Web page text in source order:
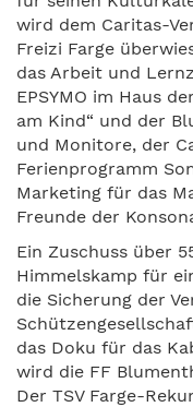
wird dem Caritas-
Freizi Farge
das Arbeit und
EPSYMO im Haus
am Kind“ und der
und Monitore, der
Ferienprogramm
Marketing für das
Freunde der
Ein Zuschuss über
Himmelskamp für
die Sicherung der
das Doku für das
wird die FF
Der TSV Farge-